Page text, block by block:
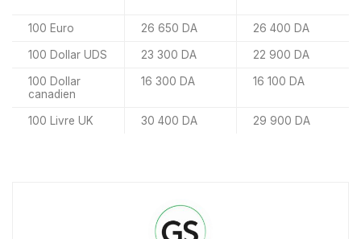
100 Euro 26 650 DA 26 400 DA
100 Dollar UDS 23 300 DA 22 900 DA
100 Dollar
canadien
16 300 DA 16 100 DA
100 Livre UK 30 400 DA 29 900 DA